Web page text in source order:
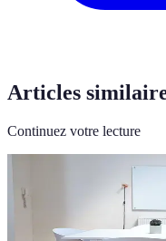
Articles
Continuez votre lecture